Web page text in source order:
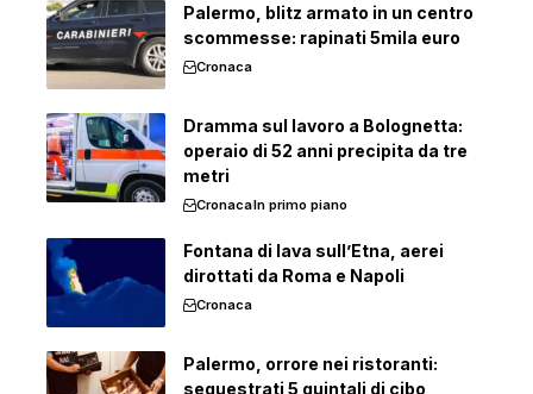
Palermo, blitz armato in un centro
scommesse: rapinati 5mila euro
Cronaca
Dramma sul lavoro a Bolognetta:
operaio di 52 anni precipita da tre
metri
CronacaIn primo piano
Fontana di lava sull’Etna, aerei
dirottati da Roma e Napoli
Cronaca
Palermo, orrore nei ristoranti:
sequestrati 5 quintali di cibo